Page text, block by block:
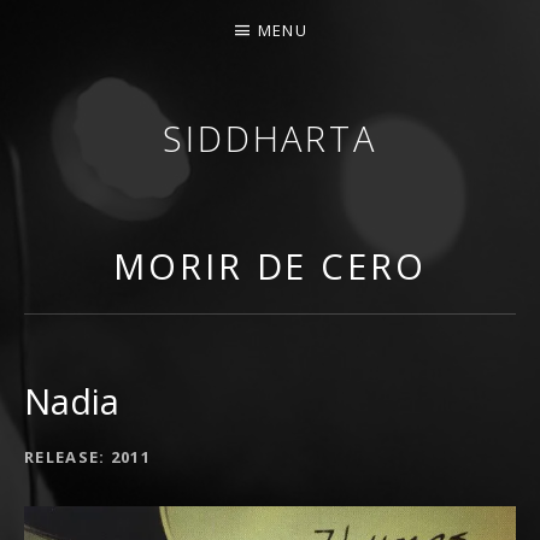
SIDDHARTA
BANDA DE ROCK MELÓDICO ESPAÑOLA
MENU
MORIR DE CERO
Nadia
RECORD DETAILS
RELEASE 2011